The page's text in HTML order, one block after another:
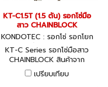
KT-C1.5T (1.5 ตัน) รอกโซ่มือ
สาว CHAINBLOCK
KONDOTEC : รอกโซ่ รอกโยก
รอกถ่วง KT-C1.5T
KT-C Series รอกโซ่มือสาว
CHAINBLOCK สินค้าจาก
ประเทศญี่ปุ่น พร้อมใบ
CERTIFICATE GUARANTEE
เปรียบเทียบ